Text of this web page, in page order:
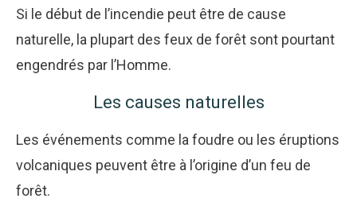
Si le début de l’incendie peut être de cause
naturelle, la plupart des feux de forêt sont pourtant
engendrés par l’Homme.
Les causes naturelles
Les événements comme la foudre ou les éruptions
volcaniques peuvent être à l’origine d’un feu de
forêt.